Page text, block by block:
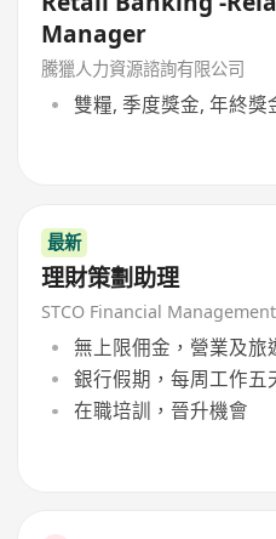
Manager
騰獵人力資源諮詢有限公司
雙糧, 季度獎金, 年終獎
最新
理財策劃助理
STCO Financial
無上限佣金，營業及旅
銀行假期，每周工作五
在職培訓，晉升機會